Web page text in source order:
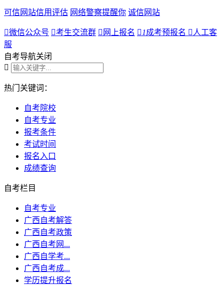
可信网站信用评估 网络警察提醒你 诚信网站
微信公众号 考生交流群  网上报名  1成考预报名  人工客
服
自考导航关闭

热门关键词：
自考院校
自考专业
报考条件
考试时间
报名入口
成绩查询
自考栏目
自考专业
广西自考解答
广西自考政策
广西自考网...
广西自学考...
广西自考成...
学历提升报名